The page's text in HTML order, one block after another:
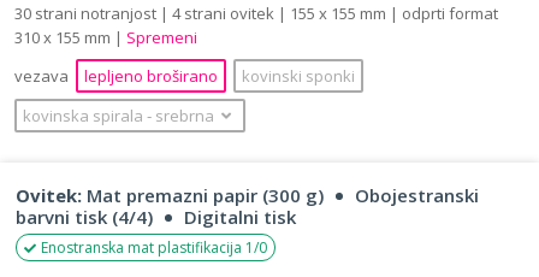
Išči
30 strani notranjost | 4 strani ovitek | 155 x 155 mm | odprti format
310 x 155 mm | Spremeni
vezava
lepljeno broširano
kovinski sponki
kovinska spirala ‐ srebrna
Ovitek: Mat premazni papir (300 g)
Obojestranski
barvni tisk (4/4)
Digitalni tisk
Enostranska mat plastifikacija 1/0